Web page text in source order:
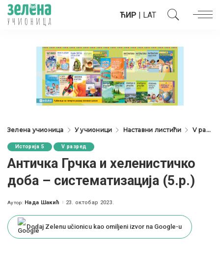
ЋИР | LAT
Зелена учионица У учионици Наставни листићи V разред
Историја 5 V разред
Античка Грчка и хеленистичко
доба – систематизација (5.р.)
Posted
Аутор: Нада Шакић 23. октобар 2023.
Dodaj Zelenu učionicu kao omiljeni izvor na Google-u